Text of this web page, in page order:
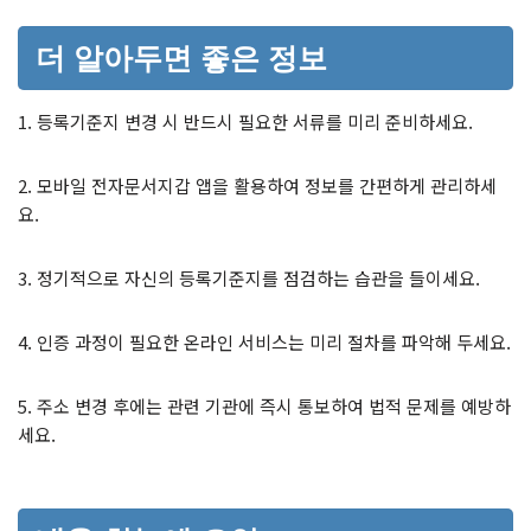
더 알아두면 좋은 정보
1. 등록기준지 변경 시 반드시 필요한 서류를 미리 준비하세요.
2. 모바일 전자문서지갑 앱을 활용하여 정보를 간편하게 관리하세
요.
3. 정기적으로 자신의 등록기준지를 점검하는 습관을 들이세요.
4. 인증 과정이 필요한 온라인 서비스는 미리 절차를 파악해 두세요.
5. 주소 변경 후에는 관련 기관에 즉시 통보하여 법적 문제를 예방하
세요.